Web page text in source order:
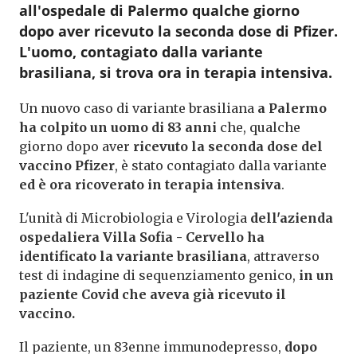
all'ospedale di Palermo qualche giorno
dopo aver ricevuto la seconda dose di Pfizer.
L'uomo, contagiato dalla variante
brasiliana, si trova ora in terapia intensiva.
Un nuovo caso di variante brasiliana a Palermo
ha colpito un uomo di 83 anni che, qualche
giorno dopo aver ricevuto la seconda dose del
vaccino Pfizer, è stato contagiato dalla variante
ed è ora ricoverato in terapia intensiva.
L'unità di Microbiologia e Virologia dell'azienda
ospedaliera Villa Sofia - Cervello ha
identificato la variante brasiliana, attraverso
test di indagine di sequenziamento genico, in un
paziente Covid che aveva già ricevuto il
vaccino.
Il paziente, un 83enne immunodepresso, dopo